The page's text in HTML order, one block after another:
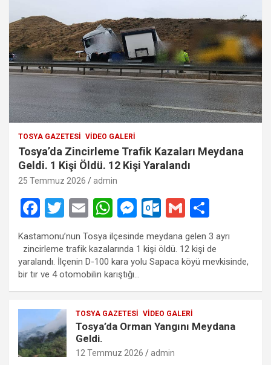
TOSYA GAZETESI VIDEO GALERI
Tosya’da Zincirleme Trafik Kazaları Meydana
Geldi. 1 Kişi Öldü. 12 Kişi Yaralandı
25 Temmuz 2026 admin
F
ce
b
o
o
k
T
wi
tt
er
E
ail
W
at
s
A
p
p
M
es
se
n
g
er
O
ut
lo
o
k.
c
o
m
G
m
ail
h
ar
e
Kastamonu’nun Tosya ilçesinde meydana gelen 3 ayrı
zincirleme trafik kazalarında 1 kişi öldü. 12 kişi de
yaralandı. İlçenin D-100 kara yolu Sapaca köyü mevkisinde,
bir tır ve 4 otomobilin karıştığı…
TOSYA GAZETESI VIDEO GALERI
Tosya’da Orman Yangını Meydana
Geldi.
12 Temmuz 2026 admin